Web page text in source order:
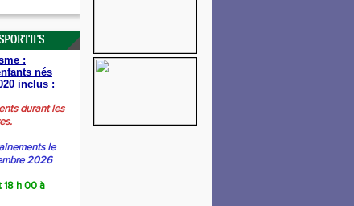
:
nés
inclus :
durant les
le
2026
18 h 00 à